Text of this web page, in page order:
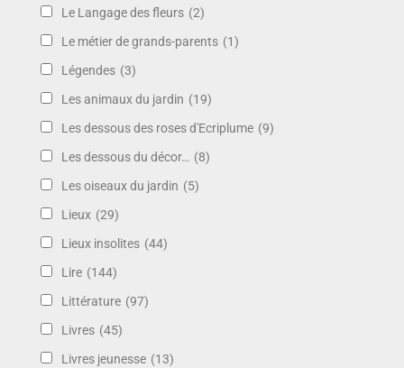
Le Langage des fleurs (2)
Le métier de grands-parents (1)
Légendes (3)
Les animaux du jardin (19)
Les dessous des roses d'Ecriplume (9)
Les dessous du décor… (8)
Les oiseaux du jardin (5)
Lieux (29)
Lieux insolites (44)
Lire (144)
Littérature (97)
Livres (45)
Livres jeunesse (13)